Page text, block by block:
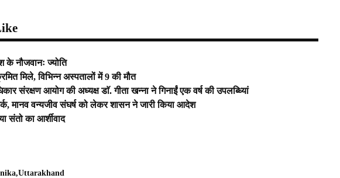
नौजवानः ज्योति
मिले, विभिन्न अस्पतालों में 9 की मौत
संरक्षण आयोग की अध्यक्ष डाॅ. गीता खन्ना ने गिनाईं एक वर्ष की उपलब्ध्यिां
मानव वन्यजीव संघर्ष को लेकर शासन ने जारी किया आदेश
संतो का आर्शीवाद
Uttarakhand